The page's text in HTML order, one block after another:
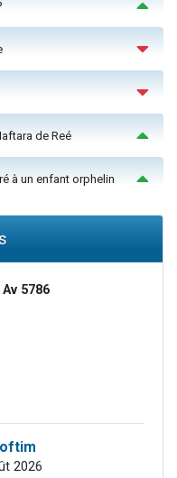
de Reé
à un enfant orphelin
5786
2026